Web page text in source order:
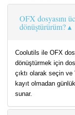
OFX dosyasını
dönüştürürüm?
Coolutils ile OFX
dönüştürmek için
çıktı olarak seçin
kayıt olmadan
sunar.